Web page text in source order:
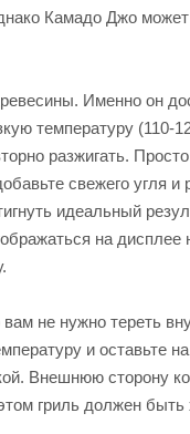
Камадо Джо
Именно он
температуру (110-
разжигать.
свежего угля и
идеальный
на дисплее
не нужно тереть
и оставьте
Внешнюю сторону
гриль должен